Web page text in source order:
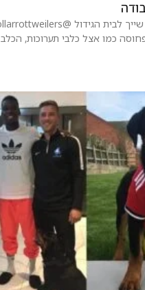
כמו אצל כלבי תערוכות, הכלב